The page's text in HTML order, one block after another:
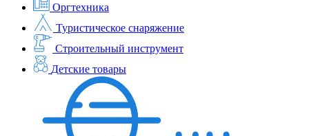
Оргтехника
Туристическое снаряжение
Строительный инструмент
Детские товары